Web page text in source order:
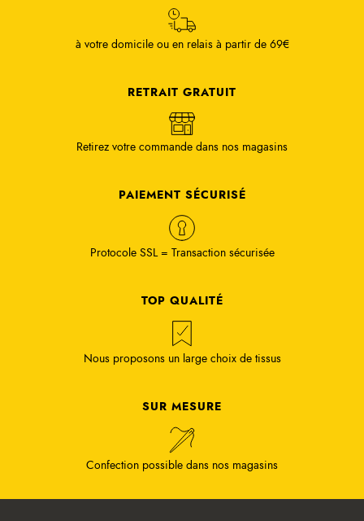
à votre domicile ou en relais à partir de 69€
RETRAIT GRATUIT
Retirez votre commande dans nos magasins
PAIEMENT SÉCURISÉ
Protocole SSL = Transaction sécurisée
TOP QUALITÉ
Nous proposons un large choix de tissus
SUR MESURE
Confection possible dans nos magasins